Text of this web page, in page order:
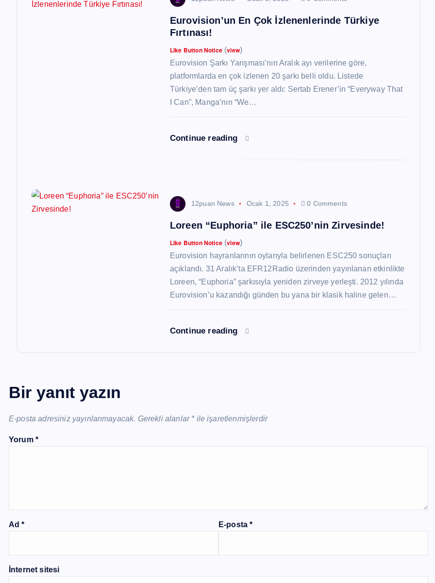
Eurovision’un En Çok İzlenenlerinde Türkiye
Fırtınası!
Like Button Notice(view)
Eurovision Şarkı Yarışması’nın Aralık ayı verilerine göre,
platformlarda en çok izlenen 20 şarkı belli oldu. Listede
Türkiye’den tam üç şarkı yer aldı: Sertab Erener’in “Everyway That
I Can”, Manga’nın “We…
Continue reading
12puan News Ocak 1, 2025 0 Comments
Loreen “Euphoria” ile ESC250’nin Zirvesinde!
Like Button Notice(view)
Eurovision hayranlarının oylarıyla belirlenen ESC250 sonuçları
açıklandı. 31 Aralık’ta EFR12Radio üzerinden yayınlanan etkinlikte
Loreen, “Euphoria” şarkısıyla yeniden zirveye yerleşti. 2012 yılında
Eurovision’u kazandığı günden bu yana bir klasik haline gelen…
Continue reading
Bir yanıt yazın
E-posta adresiniz yayınlanmayacak. Gerekli alanlar *ile işaretlenmişlerdir
Yorum *
Ad* E-posta*
İnternet sitesi